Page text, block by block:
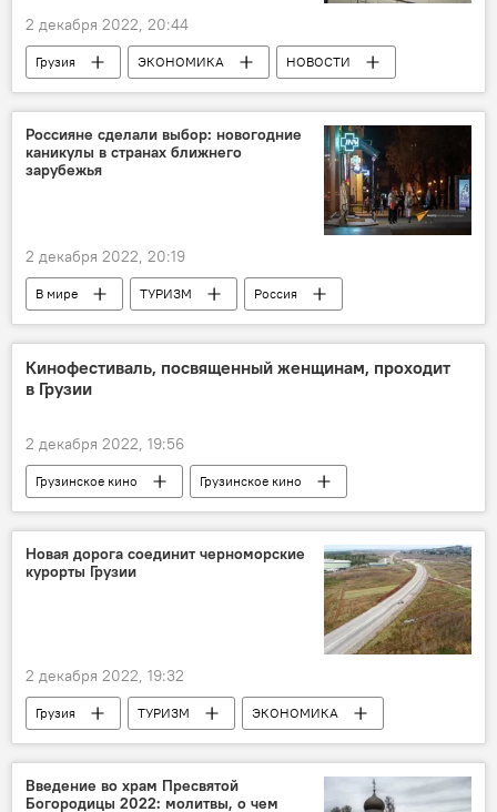
2 декабря 2022, 20:44
Грузия ЭКОНОМИКА
НОВОСТИ
Чехия
ПОЛИТИКА
Антироссийские санкции
Россияне сделали выбор: новогодние
каникулы в странах ближнего
зарубежья
2 декабря 2022, 20:19
В мире ТУРИЗМ
Россия
Казахстан
Беларусь
Армения
Майя Ломидзе
Кинофестиваль, посвященный женщинам, проходит
в Грузии
2 декабря 2022, 19:56
Грузинское кино
Грузинское кино
кино
Кино
Лана Гогоберидзе
Нана Эквтимишвили
НОВОСТИ
ОБЩЕСТВО
Тбилиси
Новая дорога соединит черноморские
курорты Грузии
2 декабря 2022, 19:32
Грузия ТУРИЗМ
ЭКОНОМИКА
НОВОСТИ
Ираклий Карселадзе
Министерство инфраструктуры и регионального развития
Введение во храм Пресвятой
Богородицы 2022: молитвы, о чем